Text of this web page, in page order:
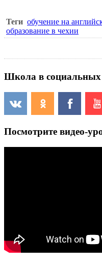
Теги обучение на
образование в чехии
Школа в социальных
Посмотрите видео-